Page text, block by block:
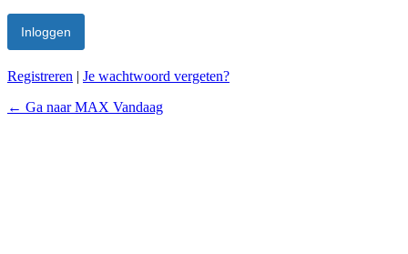
Registreren | Je wachtwoord vergeten?
← Ga naar MAX Vandaag